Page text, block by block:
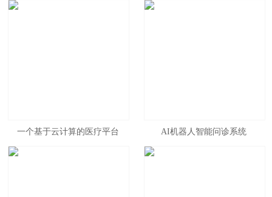
一个基于云计算的医疗平台 AI机器人智能问诊系统